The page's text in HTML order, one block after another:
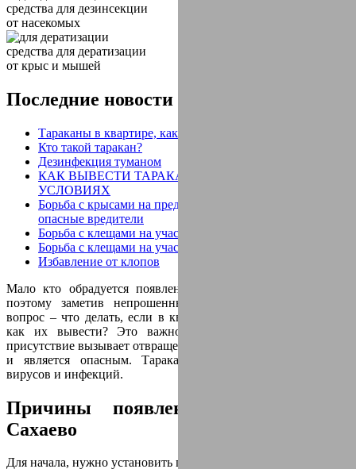
средства для дезинсекции
от насекомых
средства для дератизации
от крыс и мышей
Последние новости
Тараканы в квартире, как избавиться в домашних
Кто такой таракан?
Дезинфекция туманом
КАК ВЫВЕСТИ ТАРАКАНОВ В ДОМАШНИХ
УСЛОВИЯХ
Борьба с крысами на предприятии. Грызуны - это самые
опасные вредители
Борьба с клещами на участке
Борьба с клещами на участке
Избавление от клопов
Мало кто обрадуется появлению в своем доме тараканов,
поэтому заметив непрошенных гостей, все задают один
вопрос – что делать, если в квартире появились тараканы и
как их вывести? Это важно не только потому, что их
присутствие вызывает отвращение и лишает дом комфорта, но
и является опасным. Тараканы – переносчики опасных
вирусов и инфекций.
Причины появления тараканов в
Сахаево
Для начала, нужно установить причину появления насекомых.